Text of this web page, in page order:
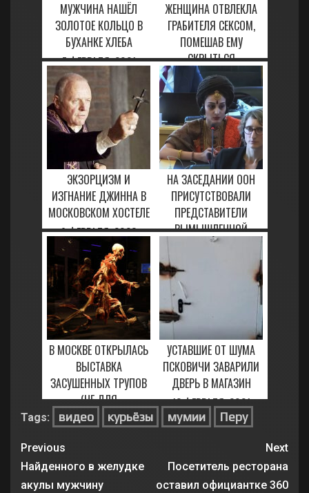
МУЖЧИНА НАШЁЛ
ЗОЛОТОЕ КОЛЬЦО В
БУХАНКЕ ХЛЕБА
7 ФЕВРАЛЯ, 2021
ЖЕНЩИНА ОТВЛЕКЛА
ГРАБИТЕЛЯ СЕКСОМ,
ПОМЕШАВ ЕМУ
СКРЫТЬСЯ
29 ЯНВАРЯ, 2021
ЭКЗОРЦИЗМ И
ИЗГНАНИЕ ДЖИННА В
МОСКОВСКОМ ХОСТЕЛЕ
9 ФЕВРАЛЯ, 2023
НА ЗАСЕДАНИИ ООН
ПРИСУТСТВОВАЛИ
ПРЕДСТАВИТЕЛИ
ВЫМЫШЛЕННОЙ
СТРАНЫ
16 МАРТА, 2023
В МОСКВЕ ОТКРЫЛАСЬ
ВЫСТАВКА
ЗАСУШЕННЫХ ТРУПОВ
(НЕ ДЛЯ
СЛАБОНЕРВНЫХ)
УСТАВШИЕ ОТ ШУМА
ПСКОВИЧИ ЗАВАРИЛИ
ДВЕРЬ В МАГАЗИН
12 ФЕВРАЛЯ, 2021
Tags: видео курьёзы мумии Перу
Previous
Найденного в желудке
акулы мужчину
Next
Посетитель ресторана
оставил официантке 360